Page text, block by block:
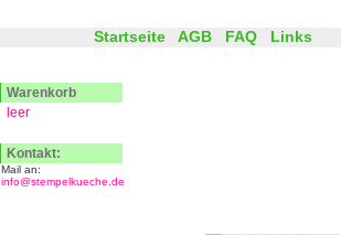
Startseite AGB FAQ Links
Warenkorb
leer
Kontakt:
Mail an:
info@stempelkueche.de